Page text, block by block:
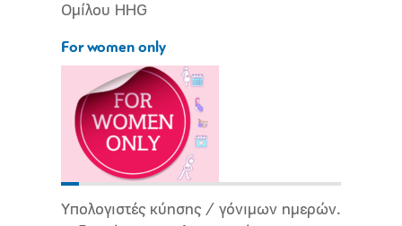
Ομίλου HHG
For women only
Υπολογιστές κύησης / γόνιμων ημερών.